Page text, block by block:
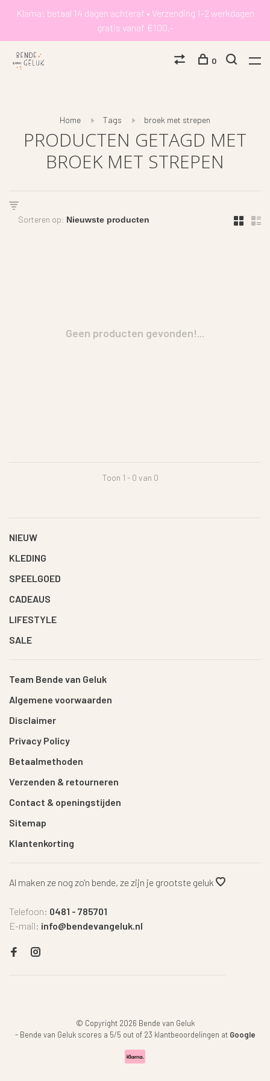
Klarna: betaal 14 dagen achteraf • Verzending 1-2 werkdagen
gratis vanaf €100,-
0
Home Tags broek met strepen
PRODUCTEN GETAGD MET
BROEK MET STREPEN
Sorteren op:
Geen producten gevonden!...
Toon 1 - 0 van 0
NIEUW
KLEDING
SPEELGOED
CADEAUS
LIFESTYLE
SALE
Team Bende van Geluk
Algemene voorwaarden
Disclaimer
Privacy Policy
Betaalmethoden
Verzenden & retourneren
Contact & openingstijden
Sitemap
Klantenkorting
Al maken ze nog zo'n bende, ze zijn je grootste geluk
Telefoon: 0481 - 785701
E-mail: info@bendevangeluk.nl
© Copyright 2026 Bende van Geluk
- Bende van Geluk scores a 5/5 out of 23 klantbeoordelingen at Google